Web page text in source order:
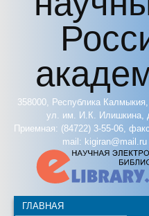
358000, Республика Калмыкия,
ул. им. И.К. Илишкина,
Приемная: (84722) 3-55-06,
mail: kigiran@mail.ru
ГЛАВНАЯ